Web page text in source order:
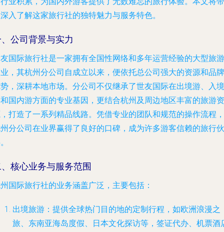
入了解这家旅行社的独特魅力与服务特色。
公司背景与实力
国际旅行社是一家拥有全国性网络和多年运营经验的大型旅游
，其杭州分公司自成立以来，便依托总公司强大的资源和品牌
，深耕本地市场。分公司不仅继承了世友国际在出境游、入境
国内游方面的专业基因，更结合杭州及周边地区丰富的旅游资
打造了一系列精品线路。凭借专业的团队和规范的操作流程，
分公司在业界赢得了良好的口碑，成为许多游客信赖的旅行伙
核心业务与服务范围
国际旅行社的业务涵盖广泛，主要包括：
出境旅游 ：提供全球热门目的地的定制行程，如欧洲浪漫之
旅、东南亚海岛度假、日本文化探访等，签证代办、机票酒